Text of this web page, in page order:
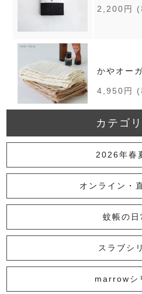
2,200円 (
かやオー
4,950円 (
かやキノ
4,180円 (
かやフェ
2,200円
カテゴ
2026年春
オンライン・
蚊帳の日
└ インナー
└ トップス
└ ワンピース
└ パンツ
└ スカート
└ 羽織りもの
└ キッズ・ベビー
スラブシ
marrowシ